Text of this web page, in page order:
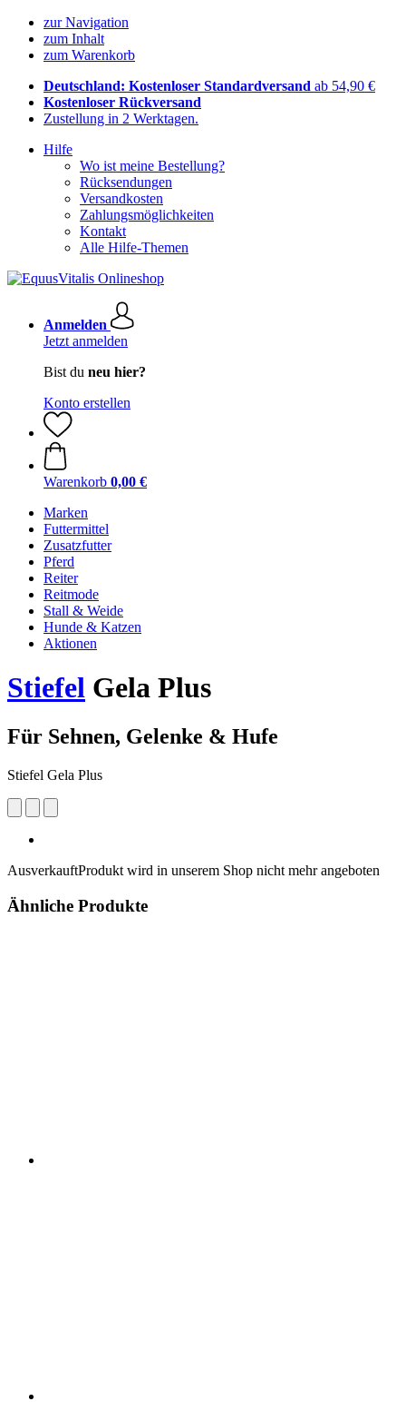
zur Navigation
zum Inhalt
zum Warenkorb
Deutschland: Kostenloser Standardversand ab 54,90 €
Kostenloser Rückversand
Zustellung in 2 Werktagen.
Hilfe
Wo ist meine Bestellung?
Rücksendungen
Versandkosten
Zahlungsmöglichkeiten
Kontakt
Alle Hilfe-Themen
Anmelden
Jetzt anmelden
Bist du neu hier?
Konto erstellen
Warenkorb 0,00 €
Marken
Futtermittel
Zusatzfutter
Pferd
Reiter
Reitmode
Stall & Weide
Hunde & Katzen
Aktionen
Stiefel Gela Plus
Für Sehnen, Gelenke & Hufe
Stiefel Gela Plus
AusverkauftProdukt wird in unserem Shop nicht mehr angeboten
Ähnliche Produkte